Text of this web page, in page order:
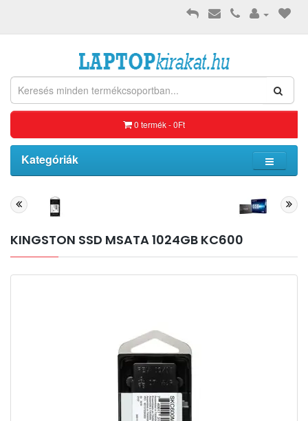
0 termék - 0Ft
Kategóriák
KINGSTON SSD MSATA 1024GB KC600